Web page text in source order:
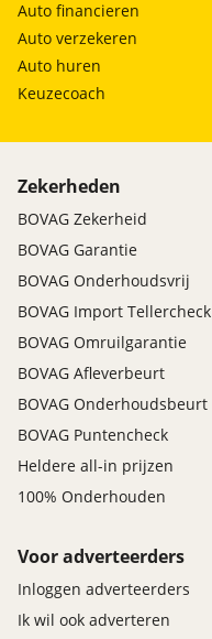
Auto financieren
Auto verzekeren
Auto huren
Keuzecoach
Zekerheden
BOVAG Zekerheid
BOVAG Garantie
BOVAG Onderhoudsvrij
BOVAG Import Tellercheck
BOVAG Omruilgarantie
BOVAG Afleverbeurt
BOVAG Onderhoudsbeurt
BOVAG Puntencheck
Heldere all-in prijzen
100% Onderhouden
Voor adverteerders
Inloggen adverteerders
Ik wil ook adverteren